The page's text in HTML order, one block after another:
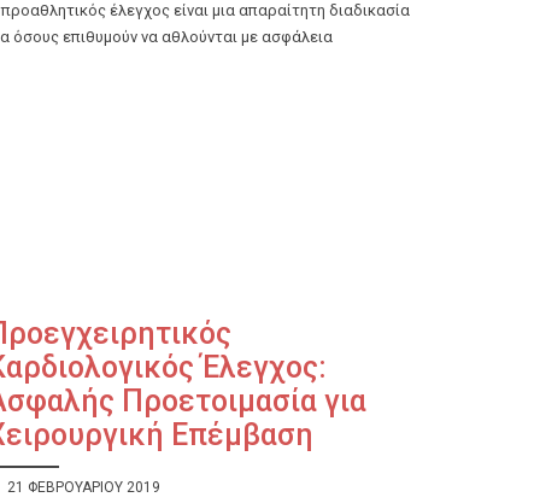
έλεγχος είναι μια απαραίτητη διαδικασία
όσους επιθυμούν να αθλούνται με ασφάλεια
Έλεγχος:
Προετοιμασία για
Επέμβαση
21 ΦΕΒΡΟΥΑΡΊΟΥ 2019